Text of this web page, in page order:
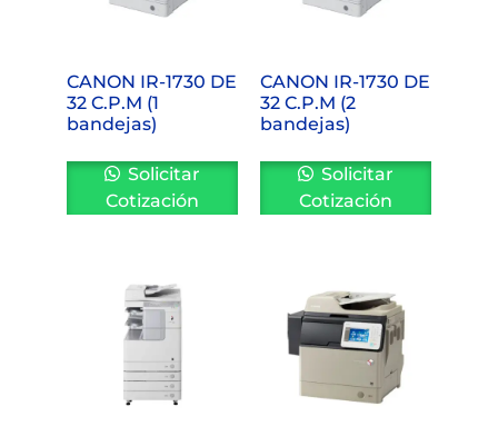
CANON IR-1730 DE
32 C.P.M (1
bandejas)
Solicitar
Cotización
CANON IR-1730 DE
32 C.P.M (2
bandejas)
Solicitar
Cotización